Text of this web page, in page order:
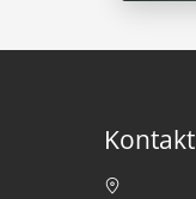
Kontakt